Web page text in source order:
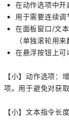
在动作选项中开
用于需要连续调
在面板窗口/文
（单独滚轮用来
在悬浮按钮上可
【小】动作选项：
项。用于避免对获
【小】文本指令长